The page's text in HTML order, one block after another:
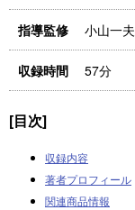
指導監修 小山一夫
収録時間 57分
[目次]
収録内容
著者プロフィール
関連商品情報